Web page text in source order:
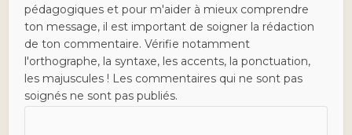
pédagogiques et pour m'aider à mieux comprendre
ton message, il est important de soigner la rédaction
de ton commentaire. Vérifie notamment
l'orthographe, la syntaxe, les accents, la ponctuation,
les majuscules ! Les commentaires qui ne sont pas
soignés ne sont pas publiés.